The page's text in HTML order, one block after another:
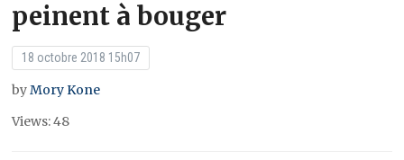
peinent à bouger
18 octobre 2018 15h07
byMory Kone
Views: 48